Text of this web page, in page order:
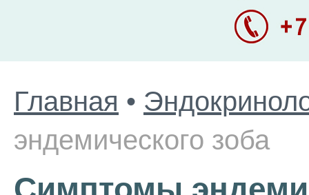
Главная •
эндемического зоба